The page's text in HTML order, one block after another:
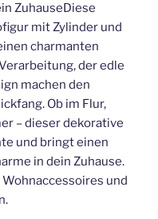
ZuhauseDiese
mit Zylinder und
charmanten
der edle
machen den
Ob im Flur,
– dieser dekorative
und bringt einen
in dein Zuhause.
und